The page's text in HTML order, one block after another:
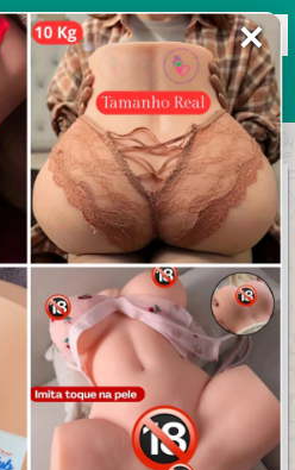
WhatsApp 2026
grupo
STORE
✕